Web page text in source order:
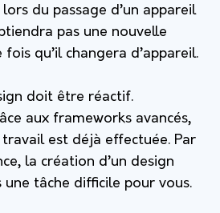
du passage d’un appareil
pas une nouvelle
qu’il changera d’appareil.
doit être réactif.
aux frameworks avancés,
est déjà effectuée. Par
la création d’un design
une tâche difficile pour vous.